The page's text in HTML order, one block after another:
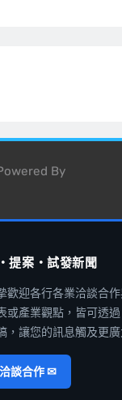
By
提案・試發新聞
歡迎各行各業洽談合
或產業觀點，皆可透
，讓您的訊息觸及更廣
談合作 ✉